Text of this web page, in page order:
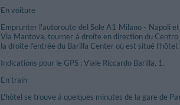
En voiture
Emprunter l'autoroute del Sole A1 Milano - Napoli
Via Mantova, tourner à droite en direction du
la droite l'entrée du Barilla Center où est situé l'hôtel.
Indications pour le GPS : Viale Riccardo Barilla, 1.
En train
L'hôtel se trouve à quelques minutes de la gare de